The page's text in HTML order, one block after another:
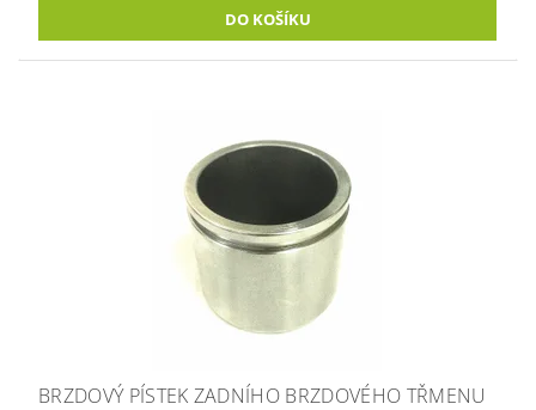
BRZDOVÝ PÍSTEK ZADNÍHO BRZDOVÉHO TŘMENU